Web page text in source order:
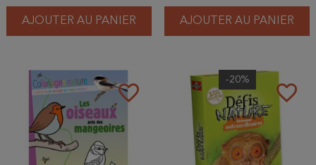
AJOUTER AU PANIER AJOUTER AU PANIER
favorite_border favorite_border
-20%